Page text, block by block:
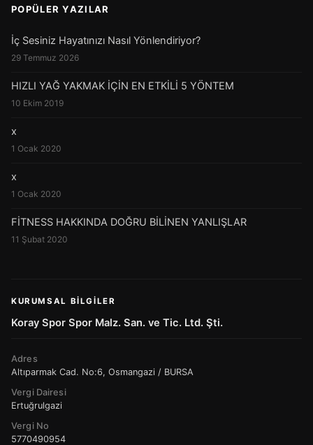
POPÜLER YAZILAR
İç Sesiniz Hayatınızı Nasıl Yönlendiriyor?
29 Temmuz 2026
HIZLI YAĞ YAKMAK İÇİN EN ETKİLİ 5 YÖNTEM
10 Ekim 2019
x
1 Ocak 2020
x
1 Ocak 2020
FİTNESS HAKKINDA DOĞRU BİLİNEN YANLIŞLAR
11 Şubat 2020
KURUMSAL BILGILER
Koray Spor Spor Malz. San. ve Tic. Ltd. Şti.
Adres
Altıparmak Cad. No:6, Osmangazi / BURSA
Vergi Dairesi
Ertuğrulgazi
Vergi No
5770490954